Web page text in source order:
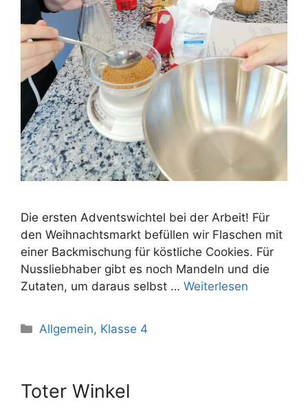
Die ersten Adventswichtel bei der Arbeit! Für
den Weihnachtsmarkt befüllen wir Flaschen mit
einer Backmischung für köstliche Cookies. Für
Nussliebhaber gibt es noch Mandeln und die
Zutaten, um daraus selbst … Weiterlesen
Allgemein, Klasse 4
Toter Winkel